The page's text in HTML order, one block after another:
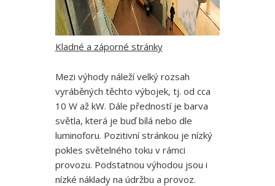
Kladné a záporné stránky
Mezi výhody náleží velký rozsah
vyráběných těchto výbojek, tj. od cca
10 W až kW. Dále předností je barva
světla, která je buď bílá nebo dle
luminoforu. Pozitivní stránkou je nízký
pokles světelného toku v rámci
provozu. Podstatnou výhodou jsou i
nízké náklady na údržbu a provoz.